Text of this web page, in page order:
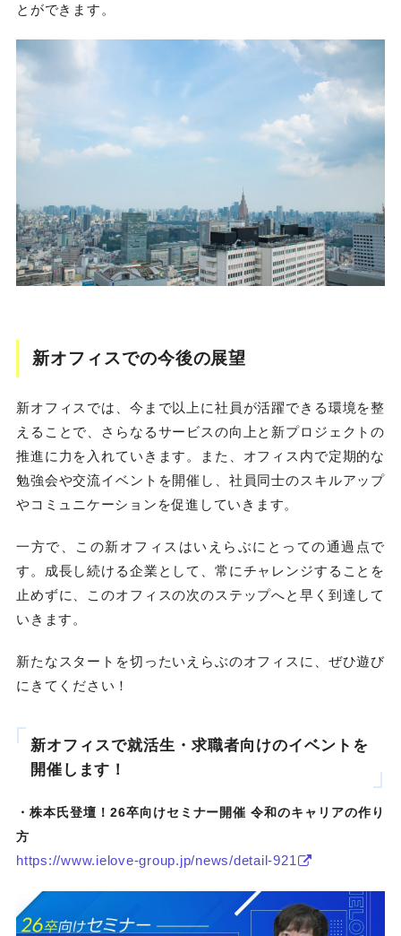
とができます。
新オフィスでの今後の展望
新オフィスでは、今まで以上に社員が活躍できる環境を整
えることで、さらなるサービスの向上と新プロジェクトの
推進に力を入れていきます。また、オフィス内で定期的な
勉強会や交流イベントを開催し、社員同士のスキルアップ
やコミュニケーションを促進していきます。
一方で、この新オフィスはいえらぶにとっての通過点で
す。成長し続ける企業として、常にチャレンジすることを
止めずに、このオフィスの次のステップへと早く到達して
いきます。
新たなスタートを切ったいえらぶのオフィスに、ぜひ遊び
にきてください！
新オフィスで就活生・求職者向けのイベントを
開催します！
・株本氏登壇！26卒向けセミナー開催 令和のキャリアの作り
方
https://www.ielove-group.jp/news/detail-921